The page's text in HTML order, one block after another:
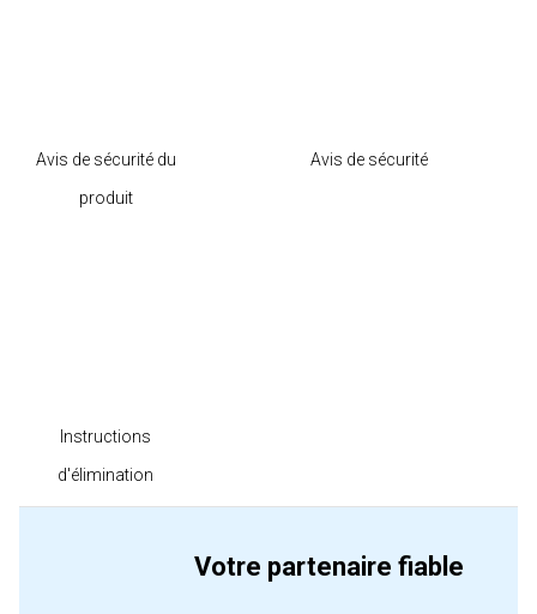
Avis de sécurité du
produit
Avis de sécurité
Instructions
d'élimination
Votre partenaire fiable